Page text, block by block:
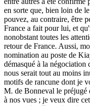
en sorte que, bien loin de
pouvez, au contraire, être
France a fait pour lui, et
nonobstant toutes les
retour de France. Aussi,
nomination au poste de
démasqué à la négociation
nous serait tout au moins
motifs de rancune dont je
M. de Bonneval le préjugé
à nos vues ; je veux dire